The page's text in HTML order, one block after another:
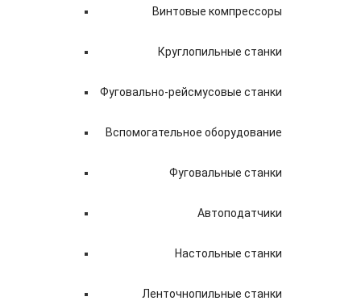
Винтовые компрессоры
Круглопильные станки
Фуговально-рейсмусовые станки
Вспомогательное оборудование
Фуговальные станки
Автоподатчики
Настольные станки
Ленточнопильные станки